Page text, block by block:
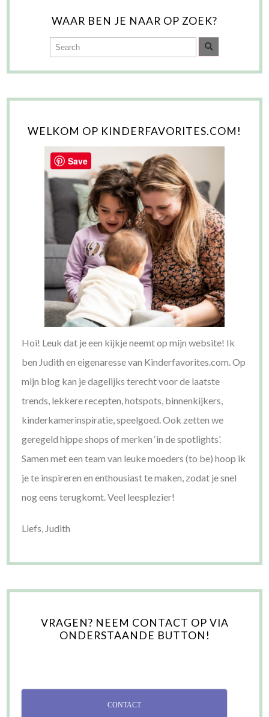
WAAR BEN JE NAAR OP ZOEK?
WELKOM OP KINDERFAVORITES.COM!
Hoi! Leuk dat je een kijkje neemt op mijn website! Ik
ben Judith en eigenaresse van Kinderfavorites.com. Op
mijn blog kan je dagelijks terecht voor de laatste
trends, lekkere recepten, hotspots, binnenkijkers,
kinderkamerinspiratie, speelgoed. Ook zetten we
geregeld hippe shops of merken ‘in de spotlights’.
Samen met een team van leuke moeders (to be) hoop ik
je te inspireren en enthousiast te maken, zodat je snel
nog eens terugkomt. Veel leesplezier!
Liefs, Judith
VRAGEN? NEEM CONTACT OP VIA
ONDERSTAANDE BUTTON!
CONTACT
Save